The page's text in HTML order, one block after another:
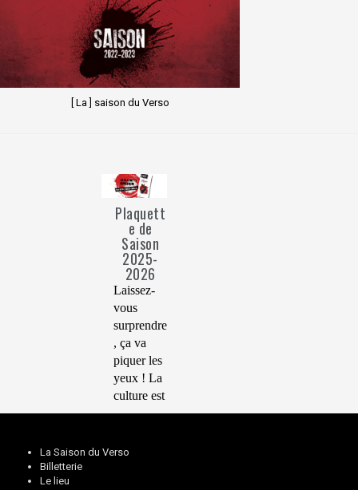
[ La ] saison du Verso
Plaquett
e de
Saison
2025-
2026
Laissez-
vous
surprendre
, ça va
piquer les
yeux ! La
culture est
là, sur
en dehors.
La Saison du Verso
Billetterie
Le lieu